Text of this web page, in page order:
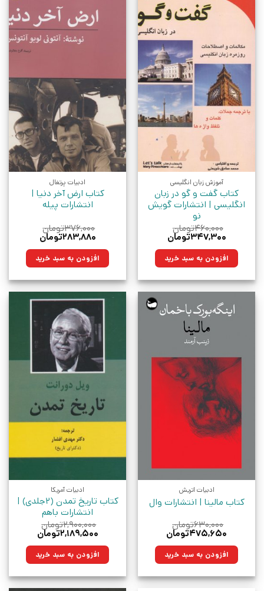
آموزش زبان انگلیسی
کتاب گفت و گو در زبان
انگلیسی | انتشارات گویش
نو
۴۶۰,۰۰۰تومان
قیمت
۴۶۰,۰۰۰تومان
بود.
۳۴۷,۳۰۰تومان
۳۴۷,۳۰۰تومان.افزودن به سبد خرید
ادبیات پرتغال
کتاب ارض آخر دنیا |
انتشارات پیله
۳۷۶,۰۰۰تومان
قیمت
۳۷۶,۰۰۰تومان
بود.
۲۸۳,۸۸۰تومان
۲۸۳,۸۸۰تومان.افزودن به سبد خرید
ادبیات اتریش
کتاب مالینا | انتشارات وال
۶۳۰,۰۰۰تومان
قیمت
۶۳۰,۰۰۰تومان
بود.
۴۷۵,۶۵۰تومان
۴۷۵,۶۵۰تومان. افزودن به سبد خرید
ادبیات آمریکا
کتاب تاریخ تمدن (2جلدی) |
انتشارات باهم
۲,۹۰۰,۰۰۰تومان
قیمت
۲,۹۰۰,۰۰۰تومان
بود.
۲,۱۸۹,۵۰۰تومان
۲,۱۸۹,۵۰۰تومان. افزودن به سبد خرید